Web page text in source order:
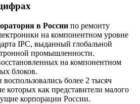
в России по ремонту
на компонентном уровне
IPC, выданный глобальной
промышленности.
на компонентном
блоков.
более 2 тысяч
которых как представители малого
корпорации России.